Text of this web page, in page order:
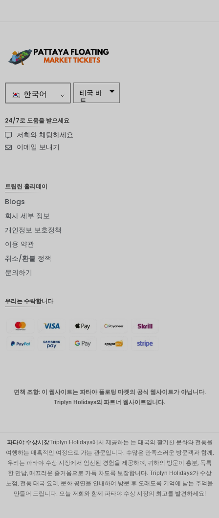
한국어
태국 바
트
디나르
스위스
프랑
호주 달
러
설날
타이완
말레이시
아 루피
24/7로 도움을 받으세요
저희와 채팅하세요
이메일 보내기
트립린 홀리데이
Blogs
회사 세부 정보
개인정보 보호정책
이용 약관
취소/환불 정책
문의하기
우리는 수락합니다
면책 조항: 이 웹사이트는 파타야 플로팅 마켓의 공식 웹사이트가 아닙니다.
Triplyn Holidays의 파트너 웹사이트입니다.
파타야 수상시장Triplyn Holidays에서 제공하는 는 태국의 활기찬 문화와 전통을
여행하는 매혹적인 여정으로 가는 관문입니다. 수많은 만족스러운 방문객과 함께,
우리는 파타야 수상 시장에서 엄선된 경험을 제공하여, 귀하의 방문이 흥분, 독특
한 만남, 매끄러운 즐거움으로 가득 차도록 보장합니다. Triplyn Holidays가 수상
노점, 전통 태국 요리, 문화 공연을 안내하여 방문 후 오래도록 기억에 남는 추억을
만들어 드립니다. 오늘 저희와 함께 파타야 수상 시장의 최고를 발견하세요!